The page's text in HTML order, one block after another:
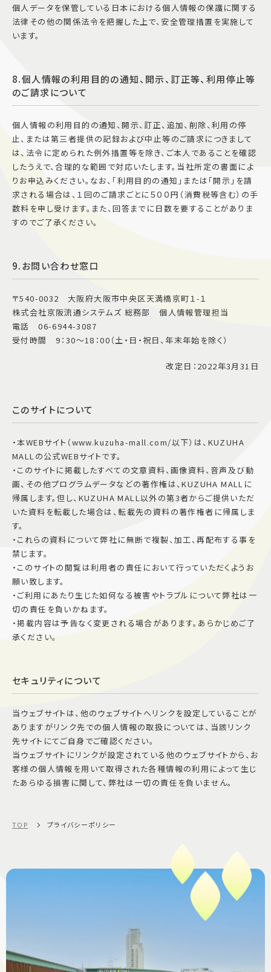
個人データを保管している日本における個人情報の保護に関する
法律その他の関係法令を把握した上で、安全管理措置を実施して
います。
8.個人情報の利用目的の通知、開示、訂正等、利用停止等
のご請求について
個人情報の利用目的の通知、開示、訂正、追加、削除、利用の停
止、または第三者提供の記録および中止等のご請求につきまして
は、法令に定められた例外措置等を除き、ご本人であることを確認
したうえで、合理的な範囲で対応いたします。当社所定の書面によ
りお申込みください。なお、「利用目的の通知」または「開示」を請
求される場合は、１回のご請求ごとに５００円（消費税等含む）の手
数料を申し受けます。また、回答までに日数を要することがありま
すのでご了承ください。
9.お問い合わせ窓口
〒540-0032 大阪府大阪市中央区天満橋京町１-１
株式会社京阪流通システムズ 総務部 個人情報管理担当
電話 06-6944-3087
受付時間 9：30～18：00（土・日・祝日、年末年始を除く）
改定日：2022年3月31日
このサイトについて
・本WEBサイト（www.kuzuha-mall.com/以下）は、KUZUHA
MALLの公式WEBサイトです。
・このサイトに掲載したすべての文章資料、画像資料、音声及び動
画、その他プログラムデータなどの著作権は、KUZUHA MALLに
帰属します。但し、KUZUHA MALL以外の第3者からご提供いただ
いた資料を転載した場合は、転載先の資料の著作権者に帰属しま
す。
・これらの資料について弊社に無断で複製、加工、再配布する事を
禁じます。
・このサイトの閲覧は利用者の責任において行っていただくようお
願い致します。
・ご利用にあたり生じた如何なる被害やトラブルについて弊社は一
切の責任を負いかねます。
・掲載内容は予告なく変更される場合があります。あらかじめご了
承ください。
セキュリティについて
当ウェブサイトは、他のウェブサイトへリンクを設定していることが
ありますがリンク先での個人情報の取扱については、当該リンク
先サイトにてご自身でご確認ください。
当ウェブサイトにリンクが設定されている他のウェブサイトから、お
客様の個人情報を用いて取得された各種情報の利用によって生じ
たあらゆる損害に関して、弊社は一切の責任を負いません。
TOP プライバシーポリシー